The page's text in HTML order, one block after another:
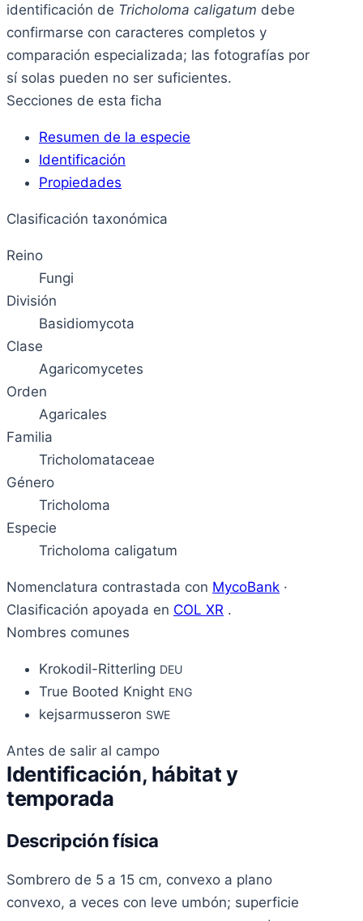
identificación de Tricholoma caligatum debe
confirmarse con caracteres completos y
comparación especializada; las fotografías por
sí solas pueden no ser suficientes.
Secciones de esta ficha
Resumen de la especie
Identificación
Propiedades
Clasificación taxonómica
Reino
Fungi
División
Basidiomycota
Clase
Agaricomycetes
Orden
Agaricales
Familia
Tricholomataceae
Género
Tricholoma
Especie
Tricholoma caligatum
Nomenclatura contrastada con MycoBank ·
Clasificación apoyada en COL XR .
Nombres comunes
Krokodil-Ritterling DEU
True Booted Knight ENG
kejsarmusseron SWE
Antes de salir al campo
Identificación, hábitat y
temporada
Descripción física
Sombrero de 5 a 15 cm, convexo a plano
convexo, a veces con leve umbón; superficie